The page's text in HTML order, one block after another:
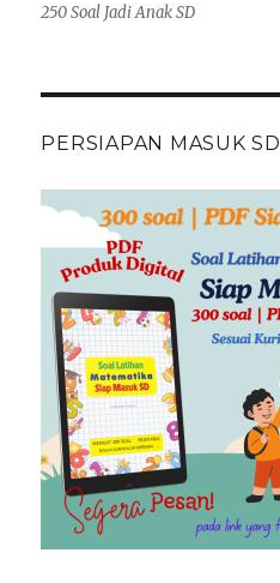
250 Soal Jadi Anak SD
PERSIAPAN MASUK SD